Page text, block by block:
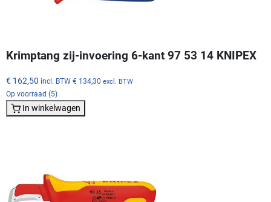
Krimptang zij-invoering 6-kant 97 53 14 KNIPEX
€ 162,50 incl. BTW € 134,30 excl. BTW
Op voorraad (5)
In winkelwagen